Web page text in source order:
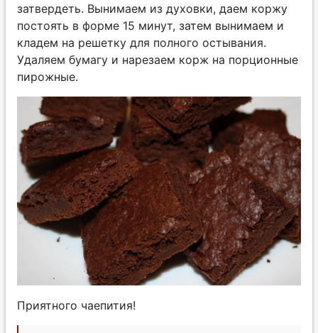
затвердеть. Вынимаем из духовки, даем коржу
постоять в форме 15 минут, затем вынимаем и
кладем на решетку для полного остывания.
Удаляем бумагу и нарезаем корж на порционные
пирожные.
Приятного чаепития!